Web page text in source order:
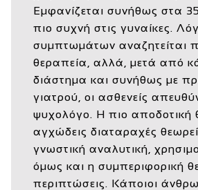
Εμφανίζεται συνήθως στα
πιο συχνή στις γυναίκες.
συμπτωμάτων αναζητείται
θεραπεία, αλλά, μετά από
διάστημα και συνήθως με
γιατρού, οι ασθενείς
ψυχολόγο. Η πιο αποδοτική
αγχώδεις διαταραχές
γνωστική αναλυτική,
όμως και η συμπεριφορική
περιπτώσεις. Κάποιοι